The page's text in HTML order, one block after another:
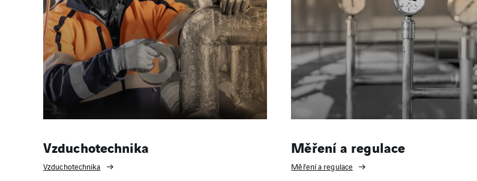
Vzduchotechnika
Vzduchotechnika
Měření a regulace
Měření a regulace